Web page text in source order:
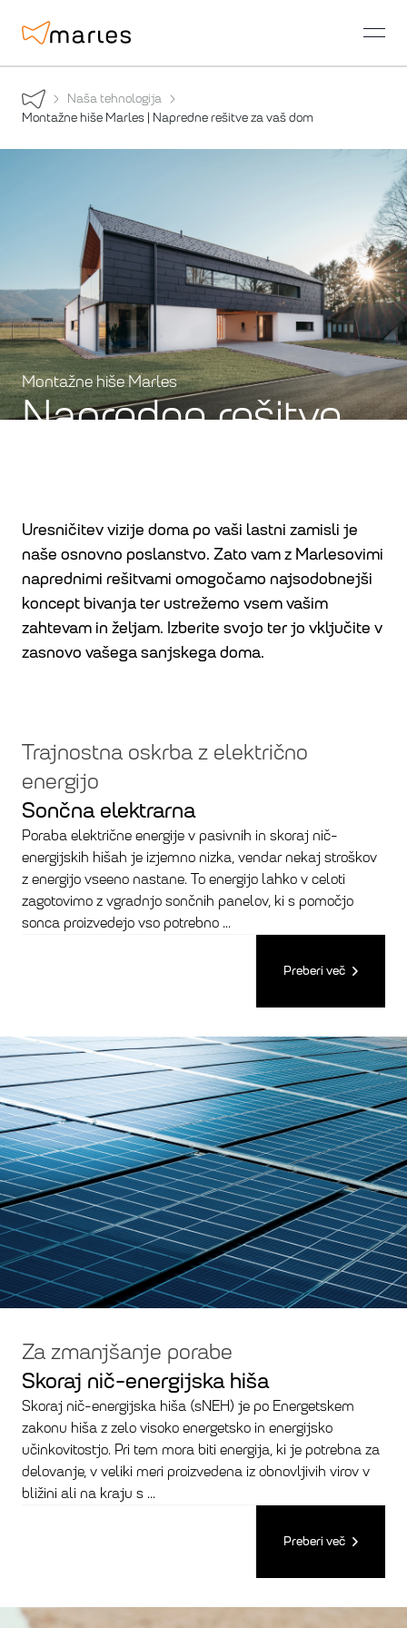
Naša tehnologija
Montažne hiše Marles | Napredne rešitve za vaš dom
Montažne hiše Marles
Napredne rešitve
Uresničitev vizije doma po vaši lastni zamisli je
naše osnovno poslanstvo. Zato vam z Marlesovimi
naprednimi rešitvami omogočamo najsodobnejši
koncept bivanja ter ustrežemo vsem vašim
zahtevam in željam. Izberite svojo ter jo vključite v
zasnovo vašega sanjskega doma.
Trajnostna oskrba z električno
energijo
Sončna elektrarna
Poraba električne energije v pasivnih in skoraj nič-
energijskih hišah je izjemno nizka, vendar nekaj stroškov
z energijo vseeno nastane. To energijo lahko v celoti
zagotovimo z vgradnjo sončnih panelov, ki s pomočjo
sonca proizvedejo vso potrebno ...
Preberi več
Za zmanjšanje porabe
Skoraj nič-energijska hiša
Skoraj nič-energijska hiša (sNEH) je po Energetskem
zakonu hiša z zelo visoko energetsko in energijsko
učinkovitostjo. Pri tem mora biti energija, ki je potrebna za
delovanje, v veliki meri proizvedena iz obnovljivih virov v
bližini ali na kraju s ...
Preberi več